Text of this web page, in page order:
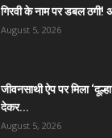
गिरवी के नाम पर डबल ठगी!
August 5, 2026
जीवनसाथी ऐप पर मिला
देकर...
August 5, 2026